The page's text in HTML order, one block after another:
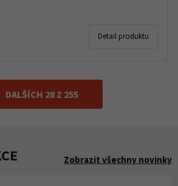
Detail produktu
DALŠÍCH 28 Z 255
Zobrazit všechny novinky